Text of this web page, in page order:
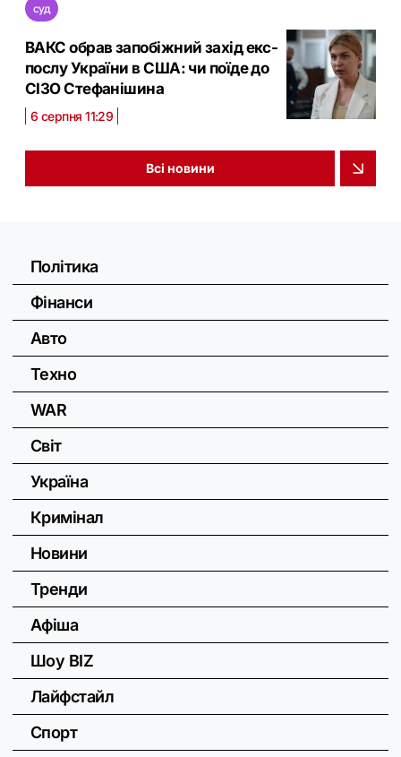
суд
ВАКС обрав запобіжний захід екс-
послу України в США: чи поїде до
СІЗО Стефанішина
6 серпня 11:29
Всі новини
Політика
Фінанси
Авто
Техно
WAR
Світ
Україна
Кримінал
Новини
Тренди
Афіша
Шоу BIZ
Лайфстайл
Спорт